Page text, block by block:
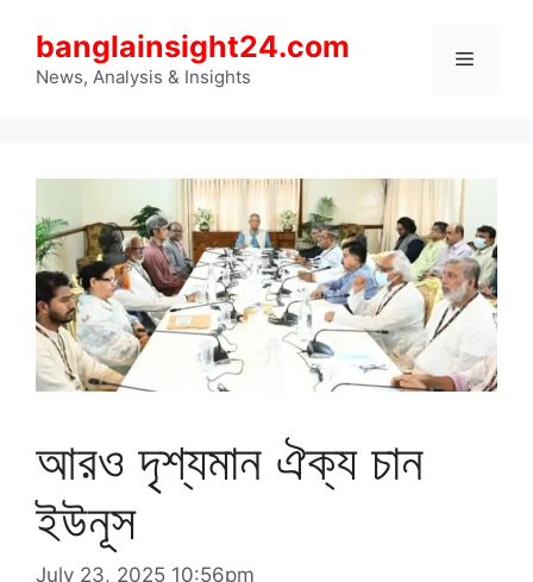
content
banglainsight24.com
News, Analysis & Insights
Menu
আরও দৃশ্যমান ঐক্য চান
ইউনূস
July 23, 2025 10:56pm